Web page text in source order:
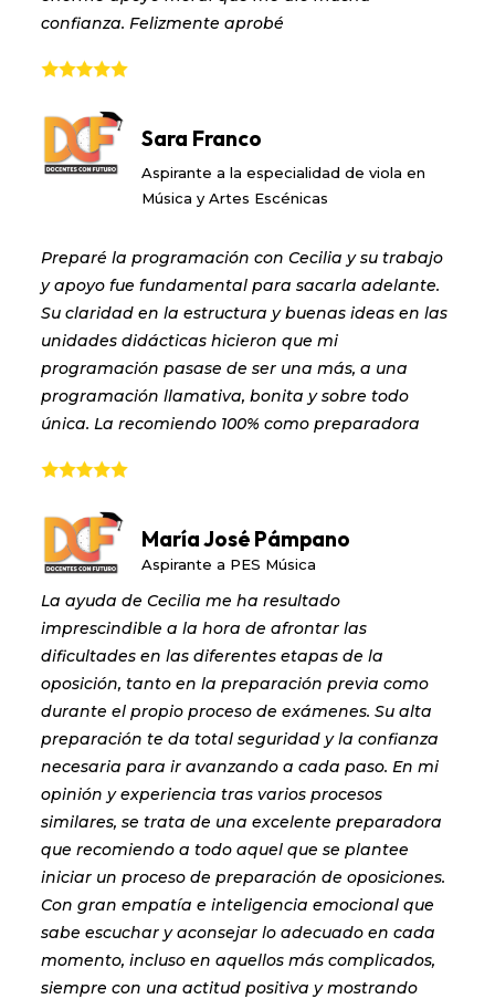
confianza. Felizmente aprobé
Sara Franco
Aspirante a la especialidad de viola en
Música y Artes Escénicas
Preparé la programación con Cecilia y su trabajo
y apoyo fue fundamental para sacarla adelante.
Su claridad en la estructura y buenas ideas en las
unidades didácticas hicieron que mi
programación pasase de ser una más, a una
programación llamativa, bonita y sobre todo
única. La recomiendo 100% como preparadora
María José Pámpano
Aspirante a PES Música
La ayuda de Cecilia me ha resultado
imprescindible a la hora de afrontar las
dificultades en las diferentes etapas de la
oposición, tanto en la preparación previa como
durante el propio proceso de exámenes. Su alta
preparación te da total seguridad y la confianza
necesaria para ir avanzando a cada paso. En mi
opinión y experiencia tras varios procesos
similares, se trata de una excelente preparadora
que recomiendo a todo aquel que se plantee
iniciar un proceso de preparación de oposiciones.
Con gran empatía e inteligencia emocional que
sabe escuchar y aconsejar lo adecuado en cada
momento, incluso en aquellos más complicados,
siempre con una actitud positiva y mostrando